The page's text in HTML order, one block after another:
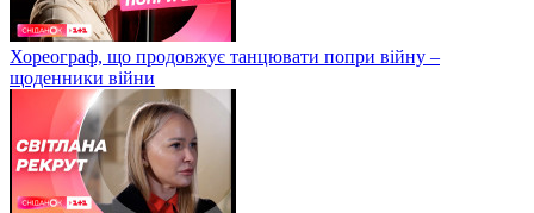
Хореограф, що продовжує танцювати попри війну –
щоденники війни